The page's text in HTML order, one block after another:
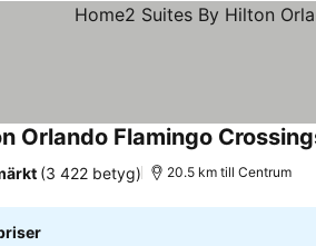
Orlando Flamingo
(3 422 betyg) 20.5 km till Centrum